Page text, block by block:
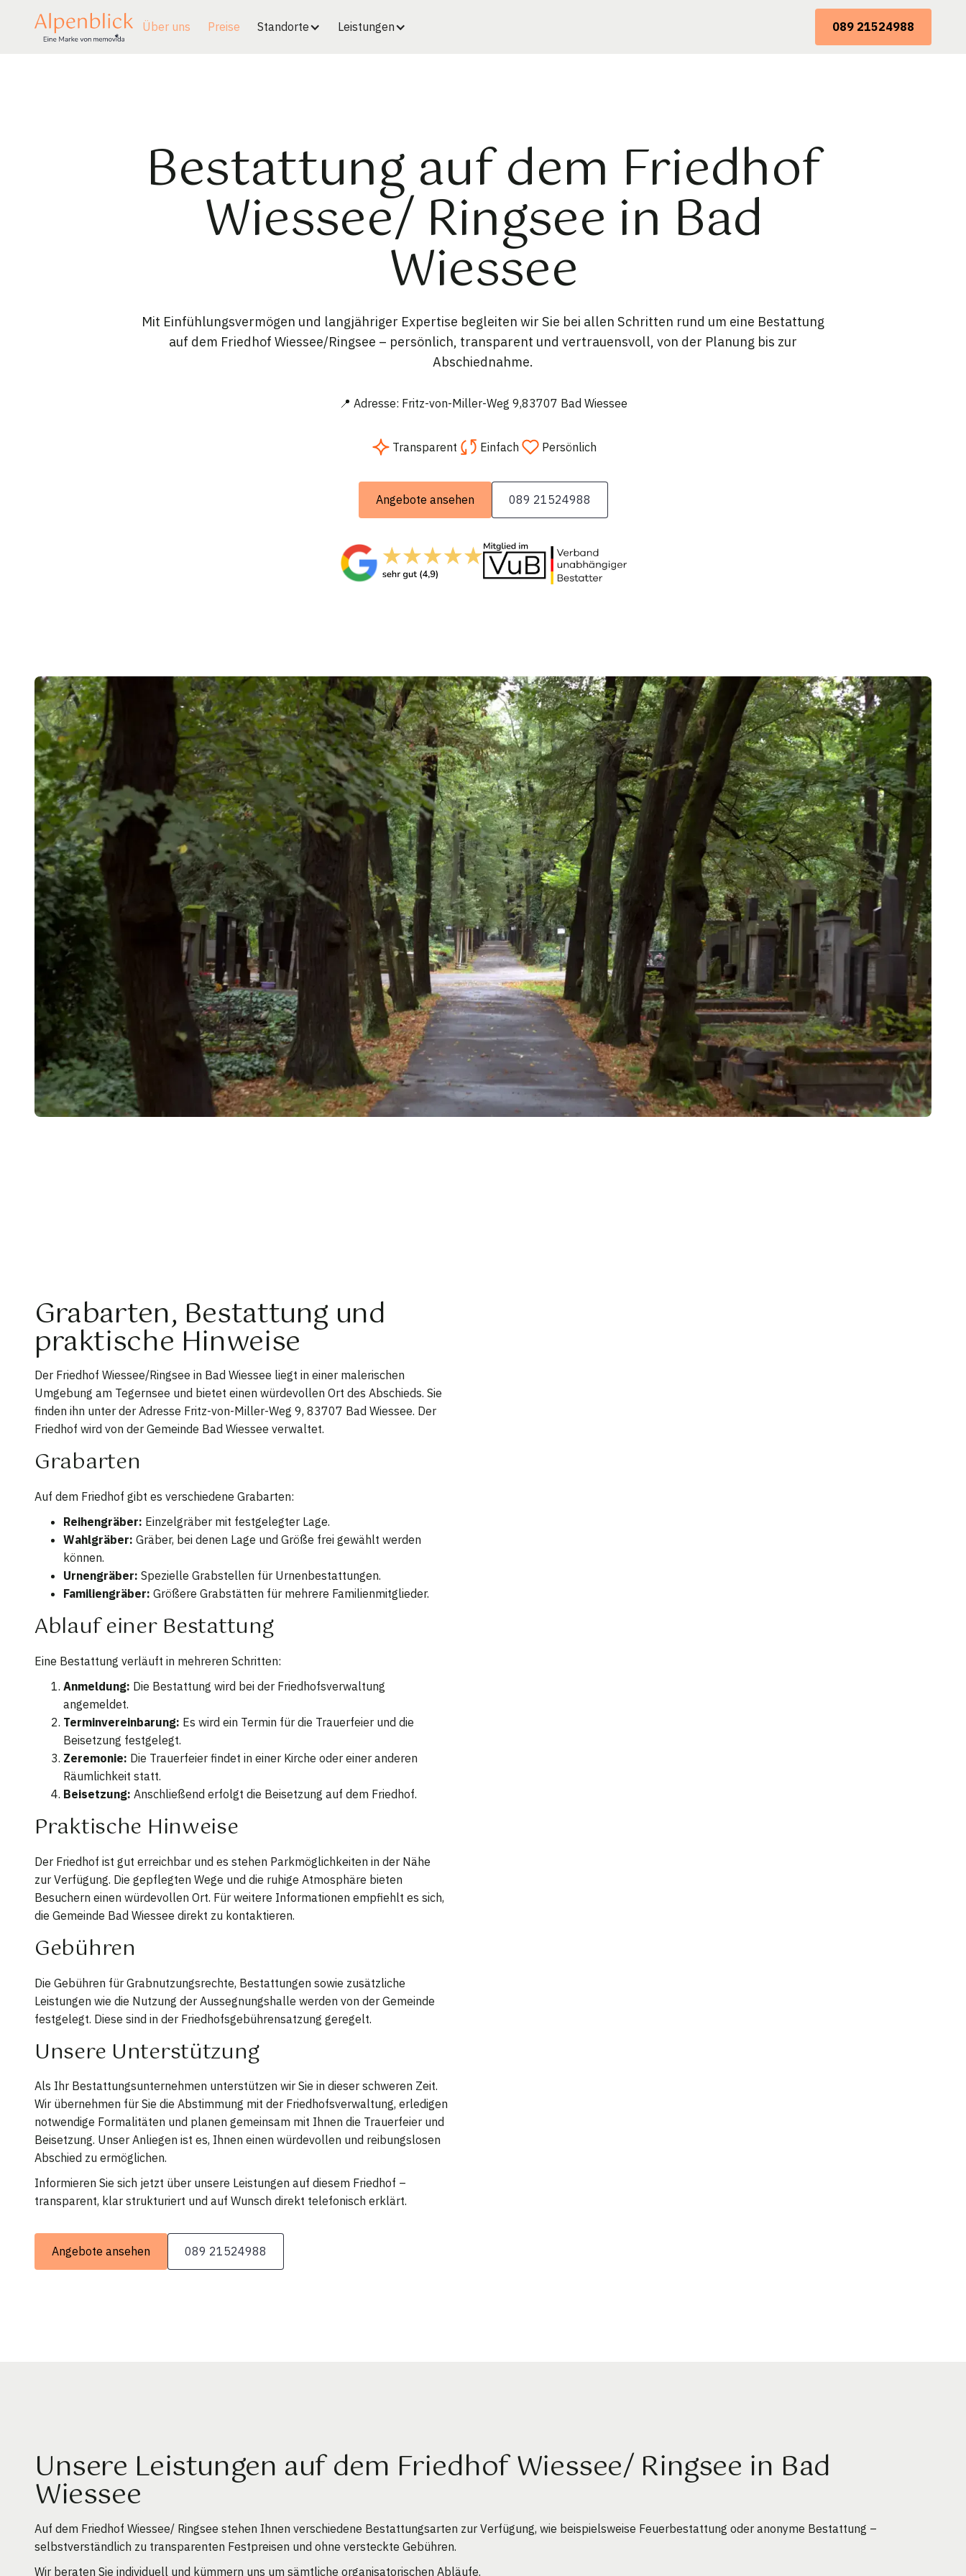
Über uns Preise Standorte Leistungen 089 21524988
Bestattung auf dem Friedhof
Wiessee/ Ringsee in Bad
Wiessee
Mit Einfühlungsvermögen und langjähriger Expertise begleiten wir Sie bei allen Schritten rund um eine Bestattung
auf dem Friedhof Wiessee/Ringsee – persönlich, transparent und vertrauensvoll, von der Planung bis zur
Abschiednahme.
📍 Adresse: Fritz-von-Miller-Weg 9,83707 Bad Wiessee
Transparent Einfach Persönlich
Angebote ansehen 089 21524988
Grabarten, Bestattung und
praktische Hinweise
Der Friedhof Wiessee/Ringsee in Bad Wiessee liegt in einer malerischen
Umgebung am Tegernsee und bietet einen würdevollen Ort des Abschieds. Sie
finden ihn unter der Adresse Fritz-von-Miller-Weg 9, 83707 Bad Wiessee. Der
Friedhof wird von der Gemeinde Bad Wiessee verwaltet.
Grabarten
Auf dem Friedhof gibt es verschiedene Grabarten:
Reihengräber: Einzelgräber mit festgelegter Lage.
Wahlgräber: Gräber, bei denen Lage und Größe frei gewählt werden
können.
Urnengräber: Spezielle Grabstellen für Urnenbestattungen.
Familiengräber: Größere Grabstätten für mehrere Familienmitglieder.
Ablauf einer Bestattung
Eine Bestattung verläuft in mehreren Schritten:
Anmeldung: Die Bestattung wird bei der Friedhofsverwaltung
angemeldet.
Terminvereinbarung: Es wird ein Termin für die Trauerfeier und die
Beisetzung festgelegt.
Zeremonie: Die Trauerfeier findet in einer Kirche oder einer anderen
Räumlichkeit statt.
Beisetzung: Anschließend erfolgt die Beisetzung auf dem Friedhof.
Praktische Hinweise
Der Friedhof ist gut erreichbar und es stehen Parkmöglichkeiten in der Nähe
zur Verfügung. Die gepflegten Wege und die ruhige Atmosphäre bieten
Besuchern einen würdevollen Ort. Für weitere Informationen empfiehlt es sich,
die Gemeinde Bad Wiessee direkt zu kontaktieren.
Gebühren
Die Gebühren für Grabnutzungsrechte, Bestattungen sowie zusätzliche
Leistungen wie die Nutzung der Aussegnungshalle werden von der Gemeinde
festgelegt. Diese sind in der Friedhofsgebührensatzung geregelt.
Unsere Unterstützung
Als Ihr Bestattungsunternehmen unterstützen wir Sie in dieser schweren Zeit.
Wir übernehmen für Sie die Abstimmung mit der Friedhofsverwaltung, erledigen
notwendige Formalitäten und planen gemeinsam mit Ihnen die Trauerfeier und
Beisetzung. Unser Anliegen ist es, Ihnen einen würdevollen und reibungslosen
Abschied zu ermöglichen.
Informieren Sie sich jetzt über unsere Leistungen auf diesem Friedhof –
transparent, klar strukturiert und auf Wunsch direkt telefonisch erklärt.
Angebote ansehen 089 21524988
Unsere Leistungen auf dem Friedhof Wiessee/ Ringsee in Bad
Wiessee
Auf dem Friedhof Wiessee/ Ringsee stehen Ihnen verschiedene Bestattungsarten zur Verfügung, wie beispielsweise Feuerbestattung oder anonyme Bestattung –
selbstverständlich zu transparenten Festpreisen und ohne versteckte Gebühren.
Wir beraten Sie individuell und kümmern uns um sämtliche organisatorischen Abläufe.